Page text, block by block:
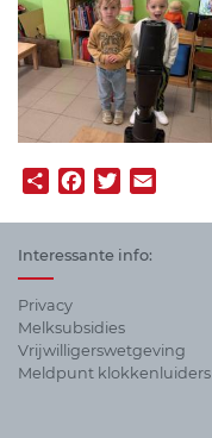
ShareFacebook
Twitter
Interessante info:
Privacy
Melksubsidies
Vrijwilligerswetgeving
Meldpunt klokkenluiders